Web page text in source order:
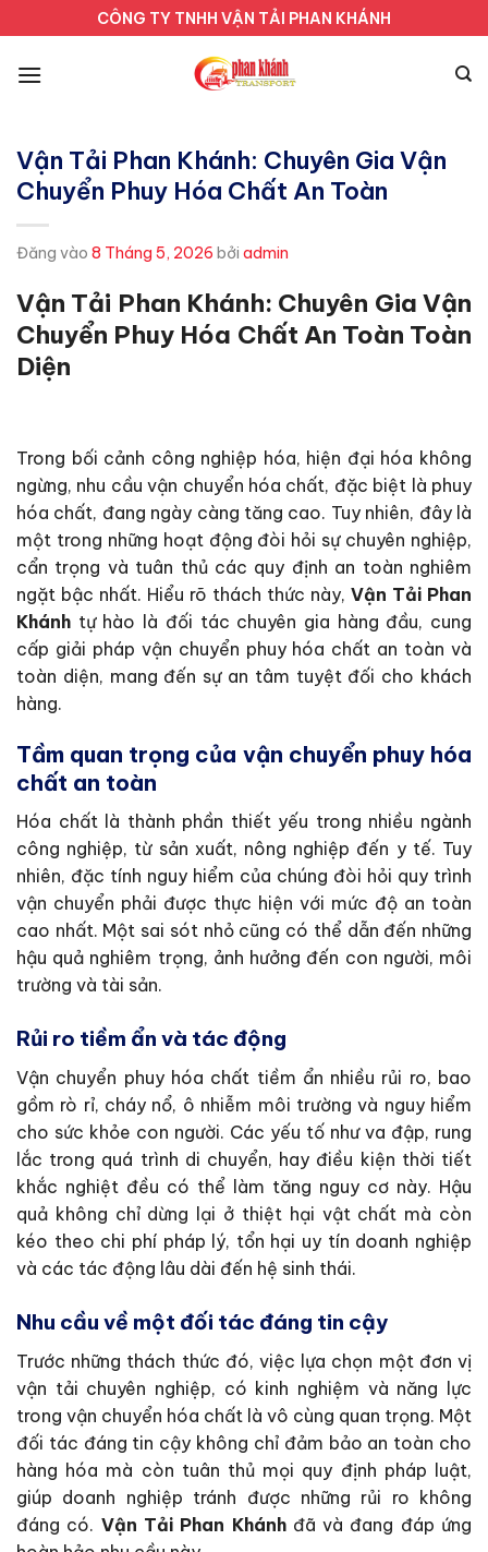
qua
nội
CÔNG TY TNHH VẬN TẢI PHAN KHÁNH
Vận Tải Phan Khánh: Chuyên Gia Vận
Chuyển Phuy Hóa Chất An Toàn
Đăng vào 8 Tháng 5, 2026 bởi admin
Vận Tải Phan Khánh: Chuyên Gia Vận
Chuyển Phuy Hóa Chất An Toàn Toàn
Diện
Trong bối cảnh công nghiệp hóa, hiện đại hóa không
ngừng, nhu cầu vận chuyển hóa chất, đặc biệt là phuy
hóa chất, đang ngày càng tăng cao. Tuy nhiên, đây là
một trong những hoạt động đòi hỏi sự chuyên nghiệp,
cẩn trọng và tuân thủ các quy định an toàn nghiêm
ngặt bậc nhất. Hiểu rõ thách thức này, Vận Tải Phan
Khánh tự hào là đối tác chuyên gia hàng đầu, cung
cấp giải pháp vận chuyển phuy hóa chất an toàn và
toàn diện, mang đến sự an tâm tuyệt đối cho khách
hàng.
Tầm quan trọng của vận chuyển phuy hóa
chất an toàn
Hóa chất là thành phần thiết yếu trong nhiều ngành
công nghiệp, từ sản xuất, nông nghiệp đến y tế. Tuy
nhiên, đặc tính nguy hiểm của chúng đòi hỏi quy trình
vận chuyển phải được thực hiện với mức độ an toàn
cao nhất. Một sai sót nhỏ cũng có thể dẫn đến những
hậu quả nghiêm trọng, ảnh hưởng đến con người, môi
trường và tài sản.
Rủi ro tiềm ẩn và tác động
Vận chuyển phuy hóa chất tiềm ẩn nhiều rủi ro, bao
gồm rò rỉ, cháy nổ, ô nhiễm môi trường và nguy hiểm
cho sức khỏe con người. Các yếu tố như va đập, rung
lắc trong quá trình di chuyển, hay điều kiện thời tiết
khắc nghiệt đều có thể làm tăng nguy cơ này. Hậu
quả không chỉ dừng lại ở thiệt hại vật chất mà còn
kéo theo chi phí pháp lý, tổn hại uy tín doanh nghiệp
và các tác động lâu dài đến hệ sinh thái.
Nhu cầu về một đối tác đáng tin cậy
Trước những thách thức đó, việc lựa chọn một đơn vị
vận tải chuyên nghiệp, có kinh nghiệm và năng lực
trong vận chuyển hóa chất là vô cùng quan trọng. Một
đối tác đáng tin cậy không chỉ đảm bảo an toàn cho
hàng hóa mà còn tuân thủ mọi quy định pháp luật,
giúp doanh nghiệp tránh được những rủi ro không
đáng có. Vận Tải Phan Khánhđã và đang đáp ứng